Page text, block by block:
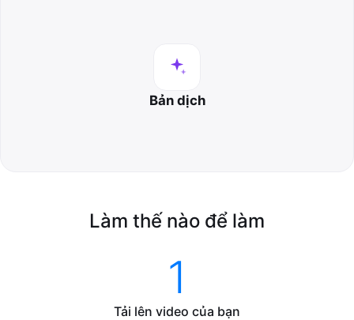
Bản dịch
Làm thế nào để làm
1
Tải lên video của bạn